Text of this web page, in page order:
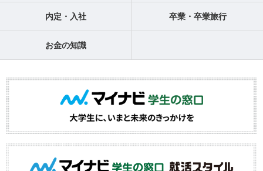
内定・入社 卒業・卒業旅行
お金の知識